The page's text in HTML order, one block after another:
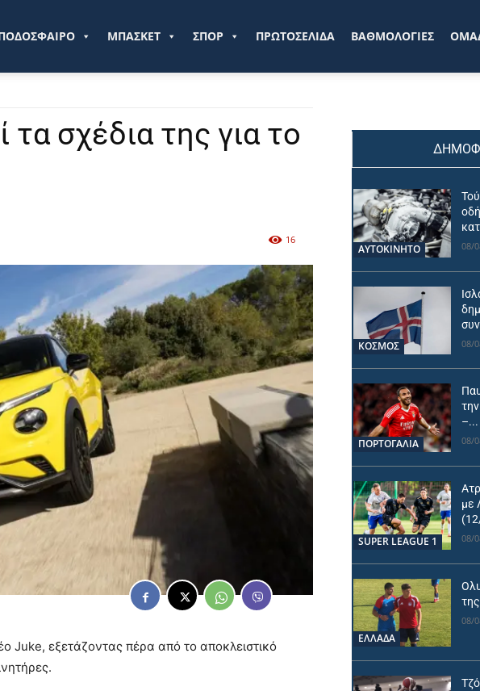
ΜΠΑΣΚΕΤ ΣΠΟΡ ΠΡΩΤΟΣΕΛΙΔΑ ΒΑΘΜΟΛΟΓΙΕΣ
σχέδια της για το
16
Juke, εξετάζοντας πέρα από το αποκλειστικό
ΑΥΤΟΚΙΝΗΤΟ 08/
ΚΟΣΜΟΣ 08/
ΠΟΡΤΟΓΑΛΙΑ
–...
08/
SUPER LEAGUE 1
με
08/
ΕΛΛΑΔΑ
08/